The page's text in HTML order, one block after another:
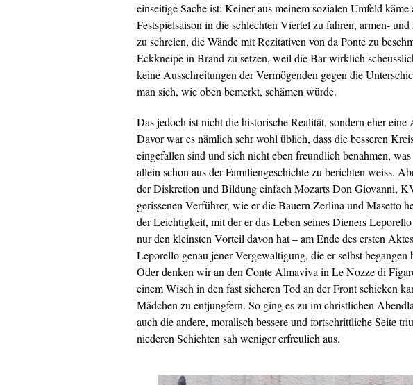
einseitige Sache ist: Keiner aus meinem sozialen Umfeld
Festspielsaison in die schlechten Viertel zu fahren, armen-
zu schreien, die Wände mit Rezitativen von da Ponte zu
Eckkneipe in Brand zu setzen, weil die Bar wirklich
keine Ausschreitungen der Vermögenden gegen die
man sich, wie oben bemerkt, schämen würde.
Das jedoch ist nicht die historische Realität, sondern eher
Davor war es nämlich sehr wohl üblich, dass die besseren
eingefallen sind und sich nicht eben freundlich benahmen,
allein schon aus der Familiengeschichte zu berichten weiss.
der Diskretion und Bildung einfach Mozarts Don Giovanni,
gerissenen Verführer, wie er die Bauern Zerlina und Masetto
der Leichtigkeit, mit der er das Leben seines Dieners
nur den kleinsten Vorteil davon hat – am Ende des ersten
Leporello genau jener Vergewaltigung, die er selbst begangen
Oder denken wir an den Conte Almaviva in Le Nozze di
einem Wisch in den fast sicheren Tod an der Front schicken
Mädchen zu entjungfern. So ging es zu im christlichen
auch die andere, moralisch bessere und fortschrittliche Seite
niederen Schichten sah weniger erfreulich aus.